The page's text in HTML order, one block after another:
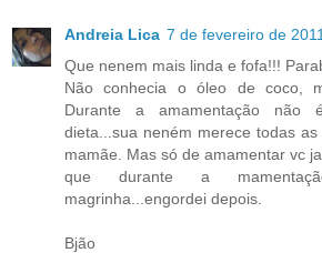
Andreia Lica 7 de fevereiro de
Que nenem mais linda e fofa!!!
Não conhecia o óleo de coco,
Durante a amamentação não
dieta...sua neném merece todas
mamãe. Mas só de amamentar vc
que durante a
magrinha...engordei depois.
Bjão